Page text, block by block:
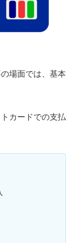
場面では、基本
カードでの支払